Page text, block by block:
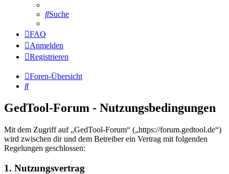
Suche
FAQ
Anmelden
Registrieren
Foren-Übersicht
Suche
GedTool-Forum - Nutzungsbedingungen
Mit dem Zugriff auf „GedTool-Forum“ („https://forum.gedtool.de“)
wird zwischen dir und dem Betreiber ein Vertrag mit folgenden
Regelungen geschlossen:
1. Nutzungsvertrag